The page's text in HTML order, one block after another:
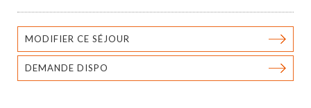
MODIFIER CE SÉJOUR
DEMANDE DISPO